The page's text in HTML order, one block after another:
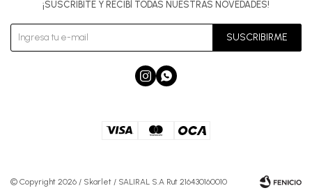
¡SUSCRIBITE Y RECIBÍ TODAS NUESTRAS NOVEDADES!
SUSCRIBIRME
 
© Copyright 2026 / Skarlet / SALIRAL S.A Rut 216430160010